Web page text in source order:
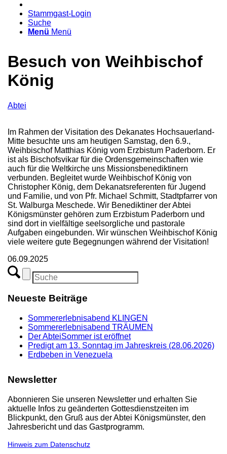
Stammgast-Login
Suche
Menü Menü
Besuch von Weihbischof
König
Abtei
Im Rahmen der Visitation des Dekanates Hochsauerland-
Mitte besuchte uns am heutigen Samstag, den 6.9.,
Weihbischof Matthias König vom Erzbistum Paderborn. Er
ist als Bischofsvikar für die Ordensgemeinschaften wie
auch für die Weltkirche uns Missionsbenediktinern
verbunden. Begleitet wurde Weihbischof König von
Christopher König, dem Dekanatsreferenten für Jugend
und Familie, und von Pfr. Michael Schmitt, Stadtpfarrer von
St. Walburga Meschede. Wir Benediktiner der Abtei
Königsmünster gehören zum Erzbistum Paderborn und
sind dort in vielfältige seelsorgliche und pastorale
Aufgaben eingebunden. Wir wünschen Weihbischof König
viele weitere gute Begegnungen während der Visitation!
06.09.2025
Neueste Beiträge
Sommererlebnisabend KLINGEN
Sommererlebnisabend TRÄUMEN
Der AbteiSommer ist eröffnet
Predigt am 13. Sonntag im Jahreskreis (28.06.2026)
Erdbeben in Venezuela
Newsletter
Abonnieren Sie unseren Newsletter und erhalten Sie
aktuelle Infos zu geänderten Gottesdienstzeiten im
Blickpunkt, den Gruß aus der Abtei Königsmünster, den
Jahresbericht und das Gastprogramm.
Hinweis zum Datenschutz